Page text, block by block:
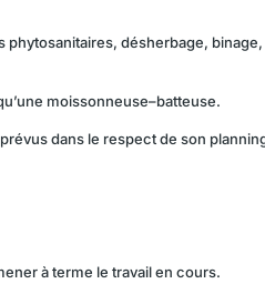
désherbage, binage,
moissonneuse–batteuse.
dans le respect de son
à terme le travail en cours.